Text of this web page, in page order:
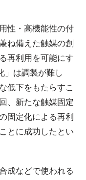
性・高機能性の付
ね備えた触媒の創
再利用を可能にす
」は調製が難し
低下をもたらすこ
、新たな触媒固定
固定化による再利
とに成功したとい
成などで使われる